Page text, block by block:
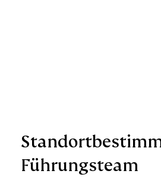
Führungsteam